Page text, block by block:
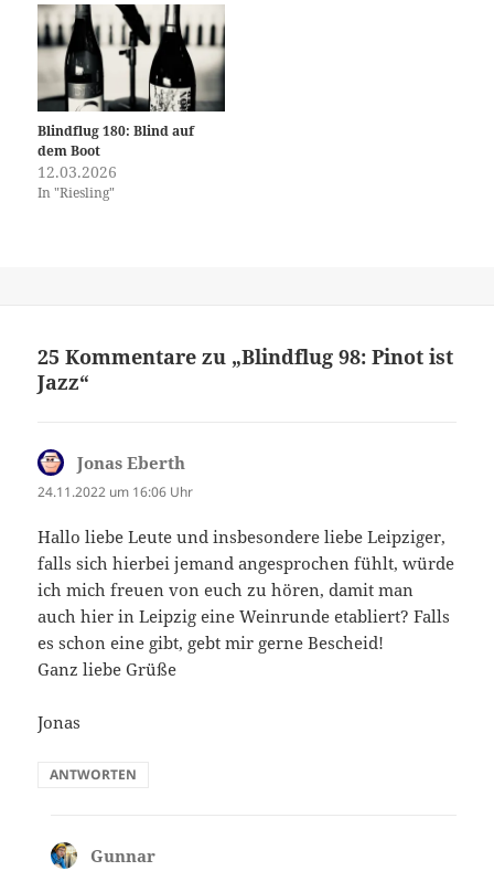
Blindflug 180: Blind auf
dem Boot
12.03.2026
In "Riesling"
25 Kommentare zu „Blindflug 98: Pinot ist
Jazz“
Jonas Eberth
24.11.2022 um 16:06 Uhr
Hallo liebe Leute und insbesondere liebe Leipziger,
falls sich hierbei jemand angesprochen fühlt, würde
ich mich freuen von euch zu hören, damit man
auch hier in Leipzig eine Weinrunde etabliert? Falls
es schon eine gibt, gebt mir gerne Bescheid!
Ganz liebe Grüße
Jonas
ANTWORTEN
Gunnar